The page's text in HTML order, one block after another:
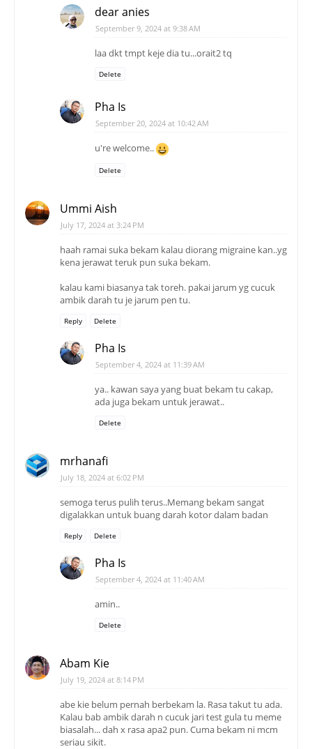
dear anies
September 9, 2024 at 9:38 AM
laa dkt tmpt keje dia tu...orait2 tq
Delete
Pha Is
September 20, 2024 at 10:42 AM
u're welcome..
Delete
Ummi Aish
July 17, 2024 at 3:24 PM
haah ramai suka bekam kalau diorang migraine kan..yg
kena jerawat teruk pun suka bekam.
kalau kami biasanya tak toreh. pakai jarum yg cucuk
ambik darah tu je jarum pen tu.
Reply Delete
Pha Is
September 4, 2024 at 11:39 AM
ya.. kawan saya yang buat bekam tu cakap,
ada juga bekam untuk jerawat..
Delete
mrhanafi
July 18, 2024 at 6:02 PM
semoga terus pulih terus..Memang bekam sangat
digalakkan untuk buang darah kotor dalam badan
Reply Delete
Pha Is
September 4, 2024 at 11:40 AM
amin..
Delete
Abam Kie
July 19, 2024 at 8:14 PM
abe kie belum pernah berbekam la. Rasa takut tu ada.
Kalau bab ambik darah n cucuk jari test gula tu meme
biasalah... dah x rasa apa2 pun. Cuma bekam ni mcm
seriau sikit.